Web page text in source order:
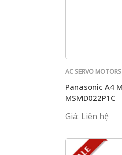
AC SERVO
Panasonic A4
MSMD022P1C
Giá: Liên hệ